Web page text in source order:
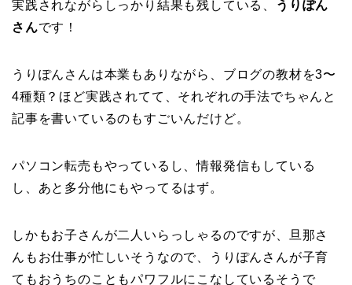
実践されながらしっかり結果も残している、
うりぽん
さんです！
うりぽんさんは本業もありながら、ブログの教材を3〜
4種類？ほど実践されてて、それぞれの手法でちゃんと
記事を書いているのもすごいんだけど。
パソコン転売もやっているし、情報発信もしている
し、あと多分他にもやってるはず。
しかもお子さんが二人いらっしゃるのですが、旦那さ
んもお仕事が忙しいそうなので、うりぽんさんが子育
てもおうちのこともパワフルにこなしているそうで